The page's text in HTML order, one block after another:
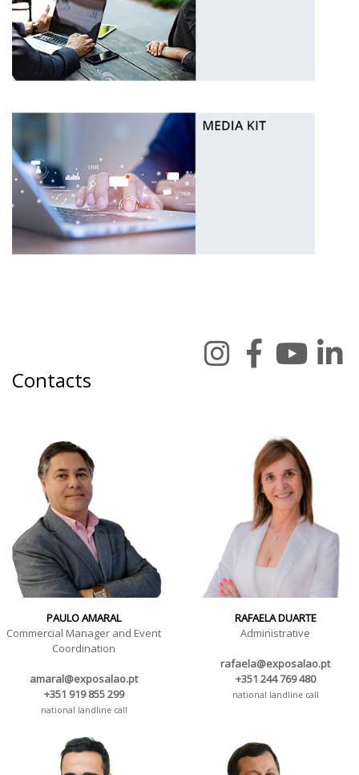
Contacts
PAULO AMARAL
Commercial Manager and Event
Coordination
amaral@exposalao.pt
+351 919 855 299
national landline call
RAFAELA DUARTE
Administrative
rafaela@exposalao.pt
+351 244 769 480
national landline call